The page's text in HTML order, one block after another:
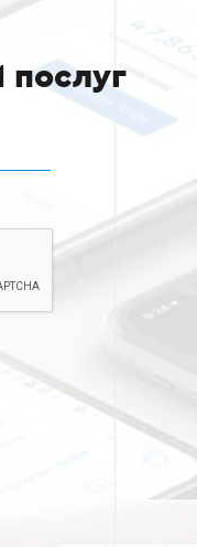
послуг